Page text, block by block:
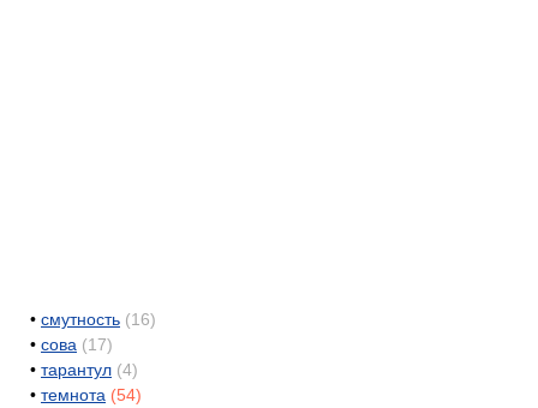
• смутность (16)
• сова (17)
• тарантул (4)
• темнота (54)